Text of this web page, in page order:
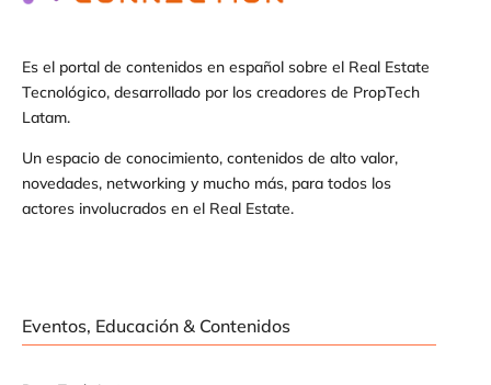
Es el portal de contenidos en español sobre el Real Estate
Tecnológico, desarrollado por los creadores de PropTech
Latam.
Un espacio de conocimiento, contenidos de alto valor,
novedades, networking y mucho más, para todos los
actores involucrados en el Real Estate.
Eventos, Educación & Contenidos